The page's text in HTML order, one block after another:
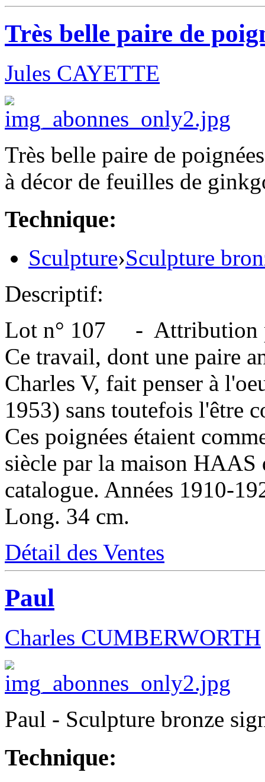
Très belle paire de
Jules CAYETTE
Très belle paire de
à décor de feuilles de
Technique:
Sculpture›Sculpture
Descriptif:
Lot n° 107 - Attribution
Ce travail, dont une paire
Charles V, fait penser à
1953) sans toutefois l'être
Ces poignées étaient
siècle par la maison HAAS
catalogue. Années 1910-
Long. 34 cm.
Détail des Ventes
Paul
Charles CUMBERWORTH
Paul - Sculpture bronze
Technique: